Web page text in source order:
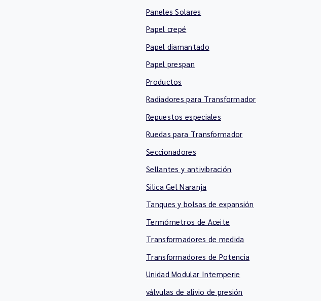
Paneles Solares
Papel crepé
Papel diamantado
Papel prespan
Productos
Radiadores para Transformador
Repuestos especiales
Ruedas para Transformador
Seccionadores
Sellantes y antivibración
Silica Gel Naranja
Tanques y bolsas de expansión
Termómetros de Aceite
Transformadores de medida
Transformadores de Potencia
Unidad Modular Intemperie
válvulas de alivio de presión